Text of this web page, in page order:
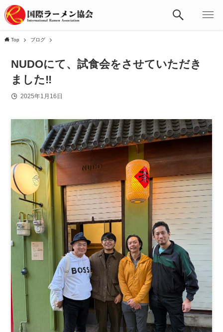
Top ブログ
NUDOにて、試食会をさせていただき
ました‼️
2025年1月16日